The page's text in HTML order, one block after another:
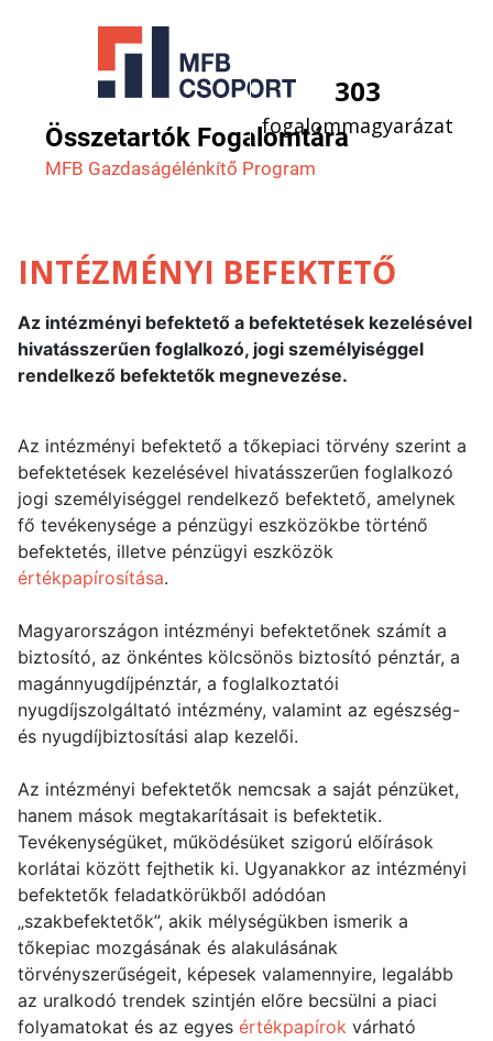
Összetartók Fogalomtára
MFB Gazdaság­élénkítő Program
303
fogalommagyarázat
INTÉZMÉNYI BEFEKTETŐ
Az intézményi befektető a befektetések kezelésével
hivatásszerűen foglalkozó, jogi személyiséggel
rendelkező befektetők megnevezése.
Az intézményi befektető a tőkepiaci törvény szerint a
befektetések kezelésével hivatásszerűen foglalkozó
jogi személyiséggel rendelkező befektető, amelynek
fő tevékenysége a pénzügyi eszközökbe történő
befektetés, illetve pénzügyi eszközök
értékpapírosítása.
Magyarországon intézményi befektetőnek számít a
biztosító, az önkéntes kölcsönös biztosító pénztár, a
magánnyugdíjpénztár, a foglalkoztatói
nyugdíjszolgáltató intézmény, valamint az egészség-
és nyugdíjbiztosítási alap kezelői.
Az intézményi befektetők nemcsak a saját pénzüket,
hanem mások megtakarításait is befektetik.
Tevékenységüket, működésüket szigorú előírások
korlátai között fejthetik ki. Ugyanakkor az intézményi
befektetők feladatkörükből adódóan
„szakbefektetők”, akik mélységükben ismerik a
tőkepiac mozgásának és alakulásának
törvényszerűségeit, képesek valamennyire, legalább
az uralkodó trendek szintjén előre becsülni a piaci
folyamatokat és az egyes értékpapírok várható